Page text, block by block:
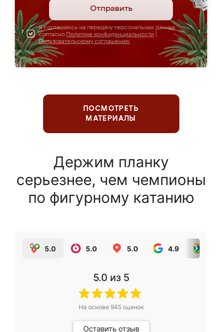
Отправить
Я соглашаюсь на передачу персональных данных
согласно Политике конфиденциальности
Пользовательскому соглашению
ПОСМОТРЕТЬ
МАТЕРИАЛЫ
Держим планку
серьезнее, чем чемпионы
по фигурному катанию
5.0 5.0 5.0 4.9
5.0 из 5
На основе 945оценок
Оставить отзыв